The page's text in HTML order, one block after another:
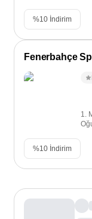
%10 İndirim
Fenerbahçe
1.
%10 İndirim